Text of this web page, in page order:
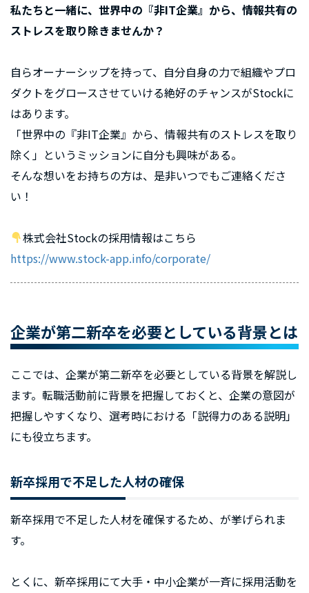
私たちと一緒に、世界中の『非IT企業』から、情報共有の
ストレスを取り除きませんか？
自らオーナーシップを持って、自分自身の力で組織やプロ
ダクトをグロースさせていける絶好のチャンスがStockに
はあります。
「世界中の『非IT企業』から、情報共有のストレスを取り
除く」というミッションに自分も興味がある。
そんな想いをお持ちの方は、是非いつでもご連絡くださ
い！
株式会社Stockの採用情報はこちら
https://www.stock-app.info/corporate/
企業が第二新卒を必要としている背景とは
ここでは、企業が第二新卒を必要としている背景を解説し
ます。転職活動前に背景を把握しておくと、企業の意図が
把握しやすくなり、選考時における「説得力のある説明」
にも役立ちます。
新卒採用で不足した人材の確保
新卒採用で不足した人材を確保するため、が挙げられま
す。
とくに、新卒採用にて大手・中小企業が一斉に採用活動を